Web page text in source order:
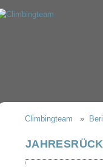
Climbingteam